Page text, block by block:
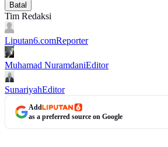
Batal
Tim Redaksi
Liputan6.comReporter
Muhamad NuramdaniEditor
SunariyahEditor
Add
as a preferred source on Google